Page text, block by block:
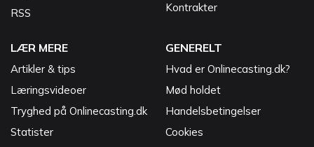
RSS
Kontrakter
LÆR MERE
Artikler & tips
Læringsvideoer
Tryghed på Onlinecasting.dk
Statister
GENERELT
Hvad er Onlinecasting.dk?
Mød holdet
Handelsbetingelser
Cookies